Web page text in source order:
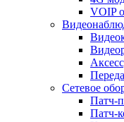
VOIP
Сетевое
Патч-
Патч-